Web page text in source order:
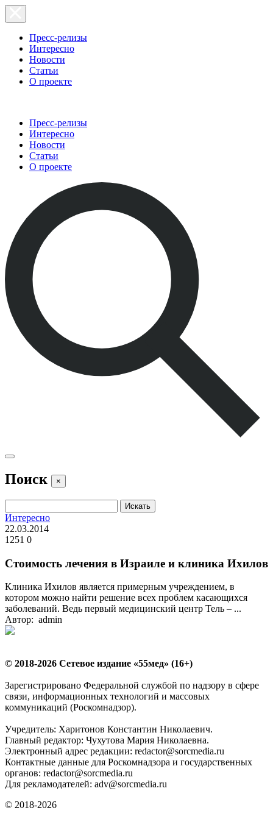
Пресс-релизы
Интересно
Новости
Статьи
О проекте
Пресс-релизы
Интересно
Новости
Статьи
О проекте
Поиск ×
Интересно
22.03.2014
1251 0
Стоимость лечения в Израиле и клиника Ихилов
Клиника Ихилов является примерным учреждением, в
котором можно найти решение всех проблем касающихся
заболеваний. Ведь первый медицинский центр Тель – ...
Автор: admin
© 2018-2026 Сетевое издание «55мед» (16+)
Зарегистрировано Федеральной службой по надзору в сфере
связи, информационных технологий и массовых
коммуникаций (Роскомнадзор).
Учредитель: Харитонов Константин Николаевич.
Главный редактор: Чухутова Мария Николаевна.
Электронный адрес редакции: redactor@sorcmedia.ru
Контактные данные для Роскомнадзора и государственных
органов: redactor@sorcmedia.ru
Для рекламодателей: adv@sorcmedia.ru
© 2018-2026